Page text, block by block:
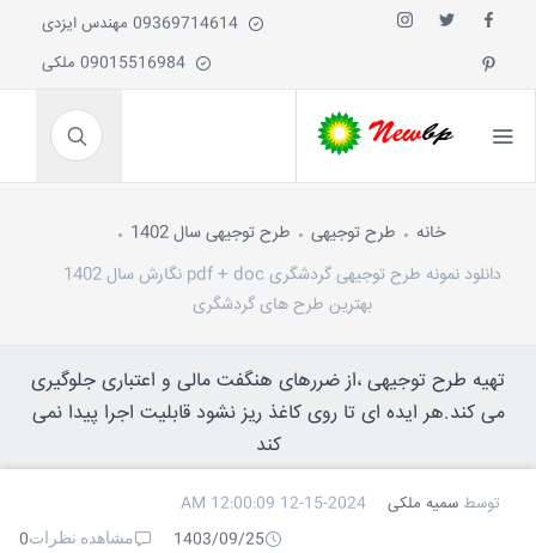
خانه طرح توجیهی
طرح توجیهی سال 1402
دانلود نمونه طرح توجیهی گردشگری pdf + doc نگارش سال 1402
بهترین طرح های گردشگری
تهیه طرح توجیهی ،از ضررهای هنگفت مالی و اعتباری جلوگیری
می کند.هر ایده ای تا روی کاغذ ریز نشود قابلیت اجرا پیدا نمی
کند
توسط سمیه ملکی
12-15-2024 12:00:09 AM
1403/09/25
مشاهده نظرات0